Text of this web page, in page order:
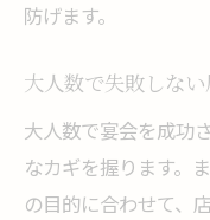
防げます。
大人数で失敗しな
大人数で宴会を成功
なカギを握ります。
の目的に合わせて、